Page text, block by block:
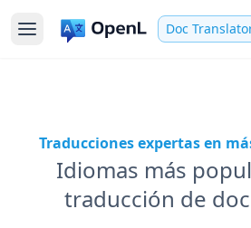
Doc
Traducciones expertas en
Idiomas más
traducción de